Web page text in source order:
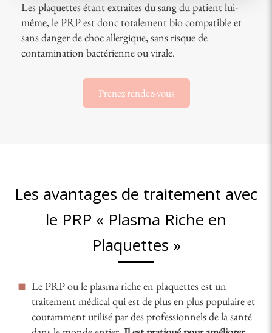
Les plaquettes étant extraites du sang du patient lui-
même, le PRP est donc totalement bio compatible et
sans danger de choc allergique, sans risque de
contamination bactérienne ou virale.
Prenez rendez-vous
Les avantages de traitement avec
le PRP « Plasma Riche en
Plaquettes »
Le PRP ou le plasma riche en plaquettes est un
traitement médical qui est de plus en plus populaire et
couramment utilisé par des professionnels de la santé